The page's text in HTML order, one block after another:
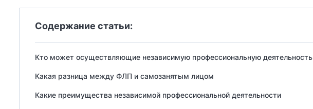
Содержание статьи:
Кто может осуществляющие независимую профессиональную деятельность
Какая разница между ФЛП и самозанятым лицом
Какие преимущества независимой профессиональной деятельности